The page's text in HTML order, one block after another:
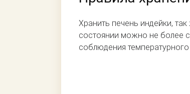
Хранить печень индейки,
состоянии можно не более
соблюдения